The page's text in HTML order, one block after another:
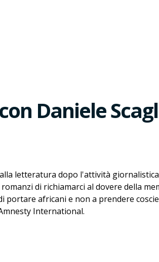
Daniele
letteratura dopo l'attività
di richiamarci al dovere della
portare africani e non a prendere
International.